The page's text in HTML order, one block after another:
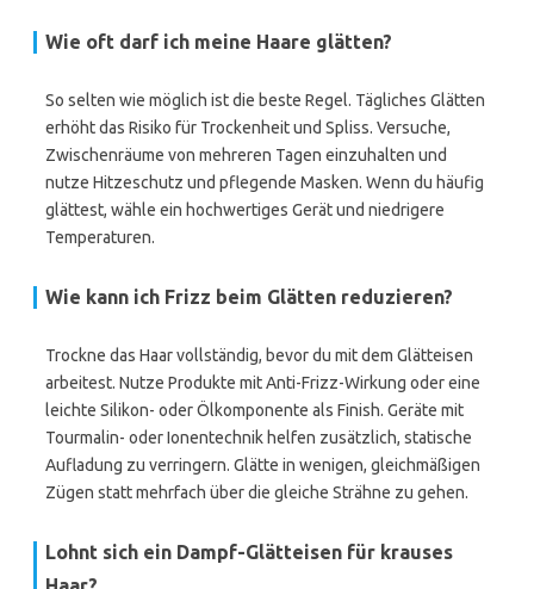
Wie oft darf ich meine Haare glätten?
So selten wie möglich ist die beste Regel. Tägliches Glätten
erhöht das Risiko für Trockenheit und Spliss. Versuche,
Zwischenräume von mehreren Tagen einzuhalten und
nutze Hitzeschutz und pflegende Masken. Wenn du häufig
glättest, wähle ein hochwertiges Gerät und niedrigere
Temperaturen.
Wie kann ich Frizz beim Glätten reduzieren?
Trockne das Haar vollständig, bevor du mit dem Glätteisen
arbeitest. Nutze Produkte mit Anti-Frizz-Wirkung oder eine
leichte Silikon- oder Ölkomponente als Finish. Geräte mit
Tourmalin- oder Ionentechnik helfen zusätzlich, statische
Aufladung zu verringern. Glätte in wenigen, gleichmäßigen
Zügen statt mehrfach über die gleiche Strähne zu gehen.
Lohnt sich ein Dampf-Glätteisen für krauses